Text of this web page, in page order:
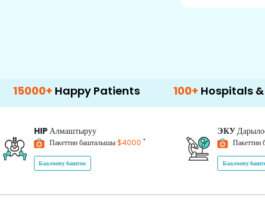
Happy Patients 100+Hospitals & Clinics
HIPАлмаштыруу
Пакеттин башталышы$4000 *
Баалоону баштоо
ЭКУ
Баалоону